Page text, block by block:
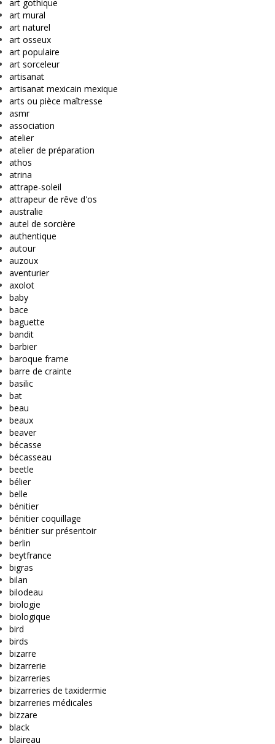
art gothique
art mural
art naturel
art osseux
art populaire
art sorceleur
artisanat
artisanat mexicain mexique
arts ou pièce maîtresse
asmr
association
atelier
atelier de préparation
athos
atrina
attrape-soleil
attrapeur de rêve d'os
australie
autel de sorcière
authentique
autour
auzoux
aventurier
axolot
baby
bace
baguette
bandit
barbier
baroque frame
barre de crainte
basilic
bat
beau
beaux
beaver
bécasse
bécasseau
beetle
bélier
belle
bénitier
bénitier coquillage
bénitier sur présentoir
berlin
beytfrance
bigras
bilan
bilodeau
biologie
biologique
bird
birds
bizarre
bizarrerie
bizarreries
bizarreries de taxidermie
bizarreries médicales
bizzare
black
blaireau